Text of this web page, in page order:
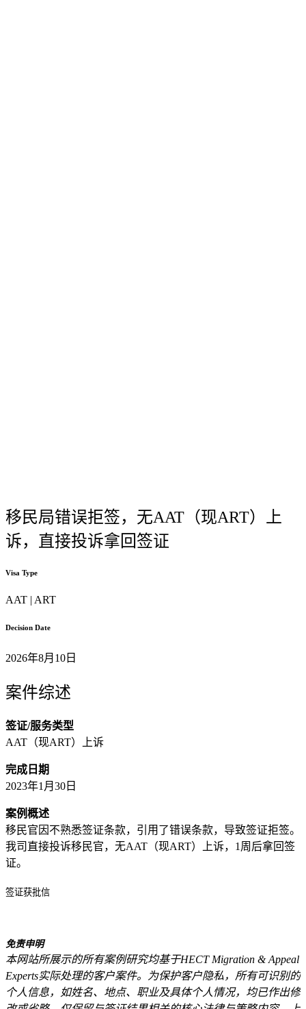
移民局错误拒签，无AAT（现ART）上
诉，直接投诉拿回签证
Visa Type
AAT | ART
Decision Date
2026年8月10日
案件综述
签证/服务类型
AAT（现ART）上诉
完成日期
2023年1月30日
案例概述
移民官因不熟悉签证条款，引用了错误条款，导致签证拒签。
我司直接投诉移民官，无AAT（现ART）上诉，1周后拿回签
证。
签证获批信
免责申明
本网站所展示的所有案例研究均基于HECT Migration & Appeal
Experts实际处理的客户案件。为保护客户隐私，所有可识别的
个人信息，如姓名、地点、职业及具体个人情况，均已作出修